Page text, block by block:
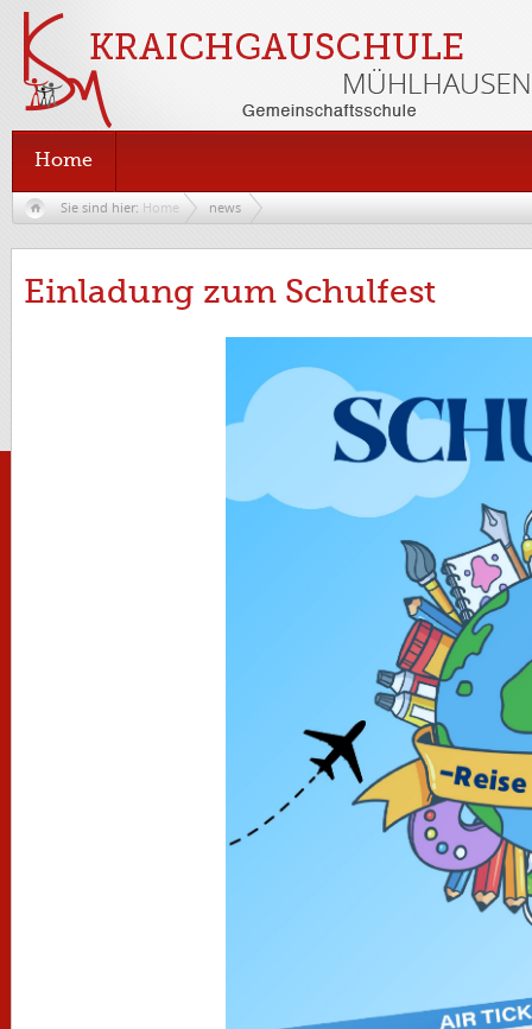
Home
Sie sind hier: Home news
Einladung zum Schulfest